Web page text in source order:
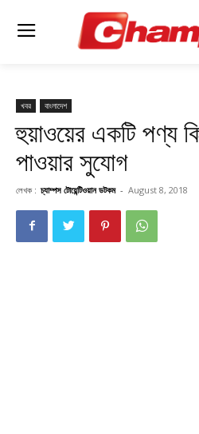
খবর বাংলাদেশ
হুয়াওয়ের একটি পণ্য
পাওয়ার সুযোগ
লেখক : চ্যাম্পস টোয়েন্টিওয়ান ডটকম - August 8, 2018